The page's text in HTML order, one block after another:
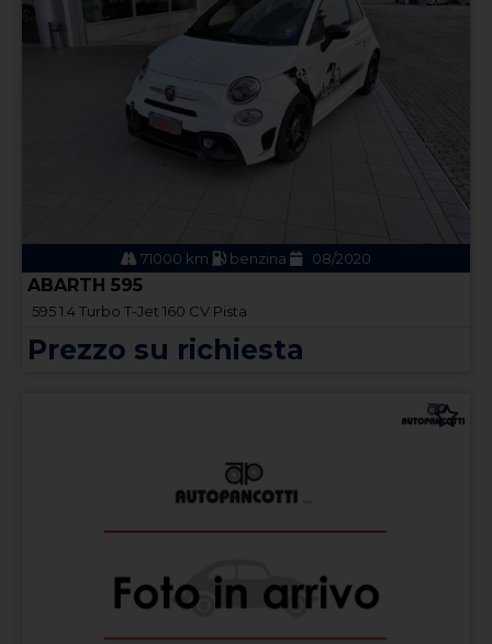
71000 km benzina 08/2020
ABARTH 595
595 1.4 Turbo T-Jet 160 CV Pista
Prezzo su richiesta